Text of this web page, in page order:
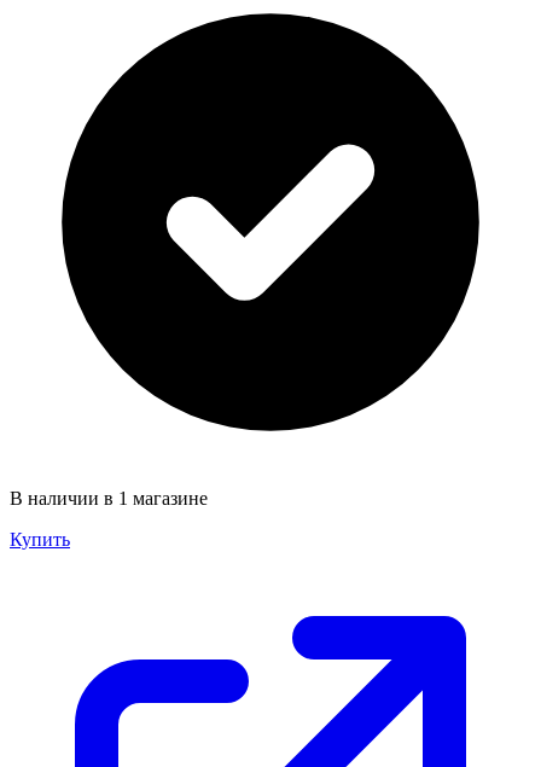
В наличии в 1 магазине
Купить